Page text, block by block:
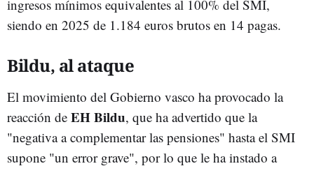
ingresos mínimos equivalentes al 100% del SMI,
siendo en 2025 de 1.184 euros brutos en 14 pagas.
Bildu, al ataque
El movimiento del Gobierno vasco ha provocado la
reacción de EH Bildu, que ha advertido que la
"negativa a complementar las pensiones" hasta el SMI
supone "un error grave", por lo que le ha instado a